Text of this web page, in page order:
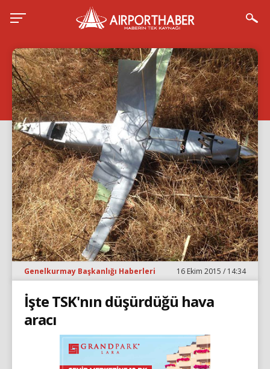
Genelkurmay Başkanlığı Haberleri 16 Ekim 2015 / 14:34
İşte TSK'nın düşürdüğü hava
aracı